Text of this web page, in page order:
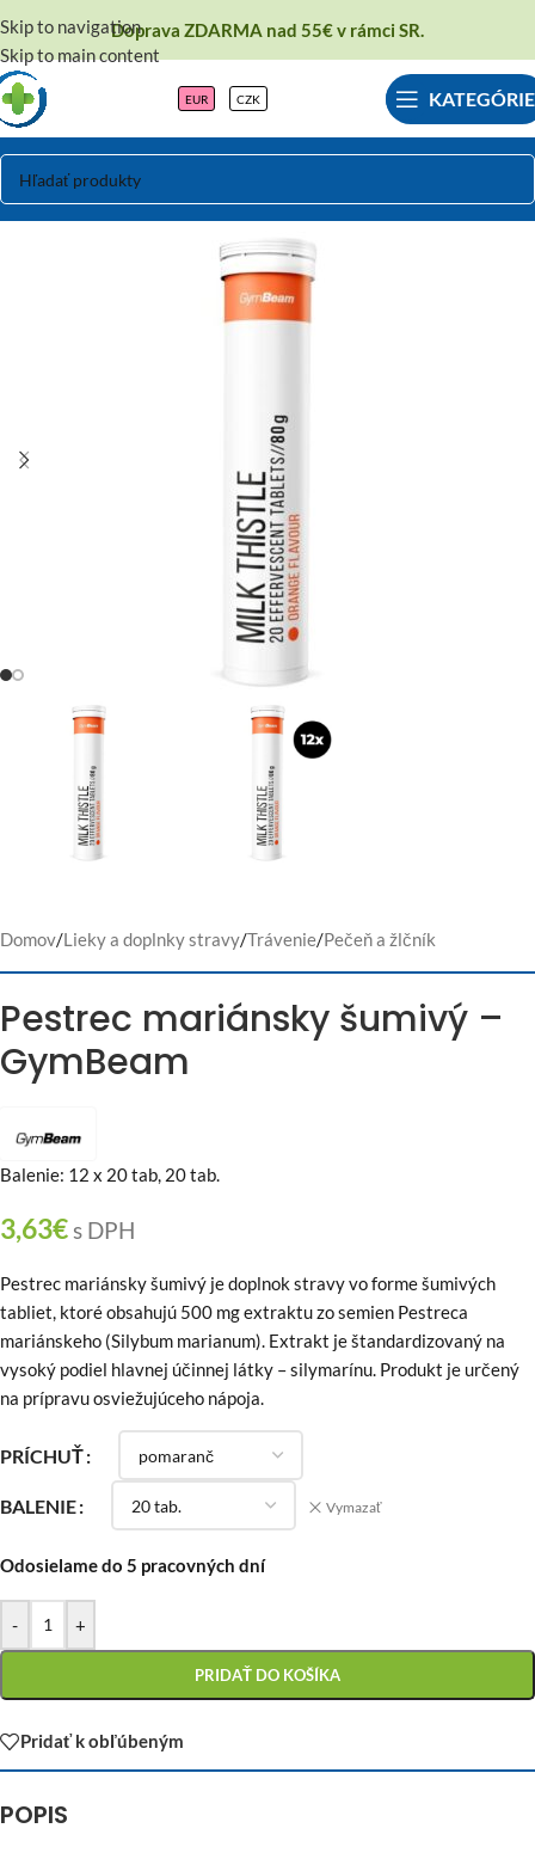
Skip to navigation
Skip to main content
Doprava ZDARMA nad 55€ v rámci SR.
EUR CZK KATEGÓRIE
Domov/Lieky a doplnky stravy/Trávenie/Pečeň a žlčník
Pestrec mariánsky šumivý –
GymBeam
Balenie: 12 x 20 tab, 20 tab.
3,63€s DPH
Pestrec mariánsky šumivý je doplnok stravy vo forme šumivých
tabliet, ktoré obsahujú 500 mg extraktu zo semien Pestreca
mariánskeho (Silybum marianum). Extrakt je štandardizovaný na
vysoký podiel hlavnej účinnej látky – silymarínu. Produkt je určený
na prípravu osviežujúceho nápoja.
PRÍCHUŤ
BALENIE Vymazať
Odosielame do 5 pracovných dní
- +
PRIDAŤ DO KOŠÍKA
Pridať k obľúbeným
POPIS